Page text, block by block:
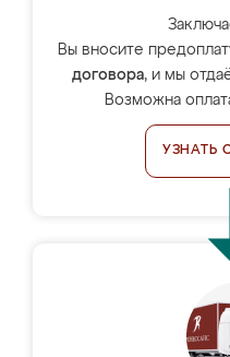
Вы вносите
договора, и мы
Возможна
УЗНАТЬ